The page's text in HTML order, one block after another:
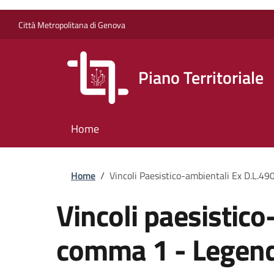
Città Metropolitana di Genova
Piano Territoriale
Home
Briciole di pane
Home / Vincoli Paesistico-ambientali Ex
Vincoli
comma 1 -